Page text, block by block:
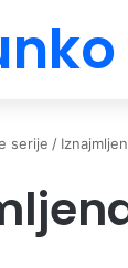
serije /